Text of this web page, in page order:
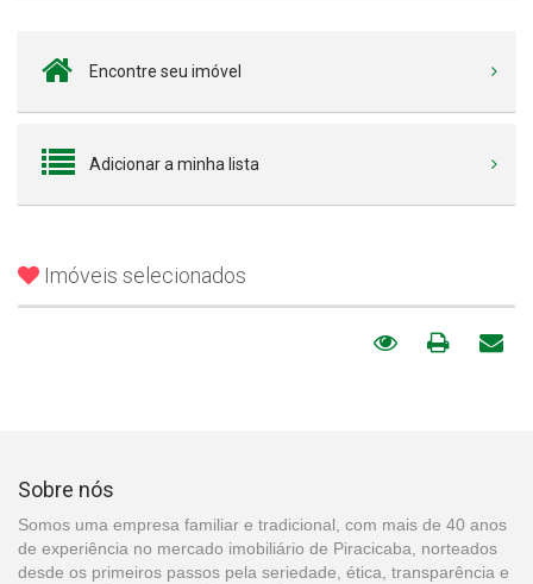
Encontre seu imóvel
Adicionar a minha lista
Imóveis selecionados
Sobre nós
Somos uma empresa familiar e tradicional, com mais de 40 anos
de experiência no mercado imobiliário de Piracicaba, norteados
desde os primeiros passos pela seriedade, ética, transparência e